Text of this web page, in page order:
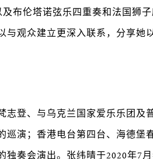
布伦塔诺弦乐四重奏和法国狮子
观众建立更深入联系，分享她
登、与乌克兰国家爱乐乐团及
演；香港电台第四台、海德堡
奏会演出。张纬晴于2020年7